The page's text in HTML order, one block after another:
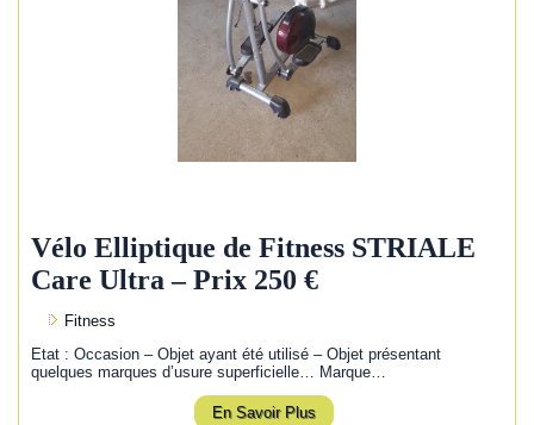
Vélo Elliptique de Fitness STRIALE
Care Ultra – Prix 250 €
Fitness
Etat : Occasion – Objet ayant été utilisé – Objet présentant
quelques marques d’usure superficielle… Marque…
En Savoir Plus